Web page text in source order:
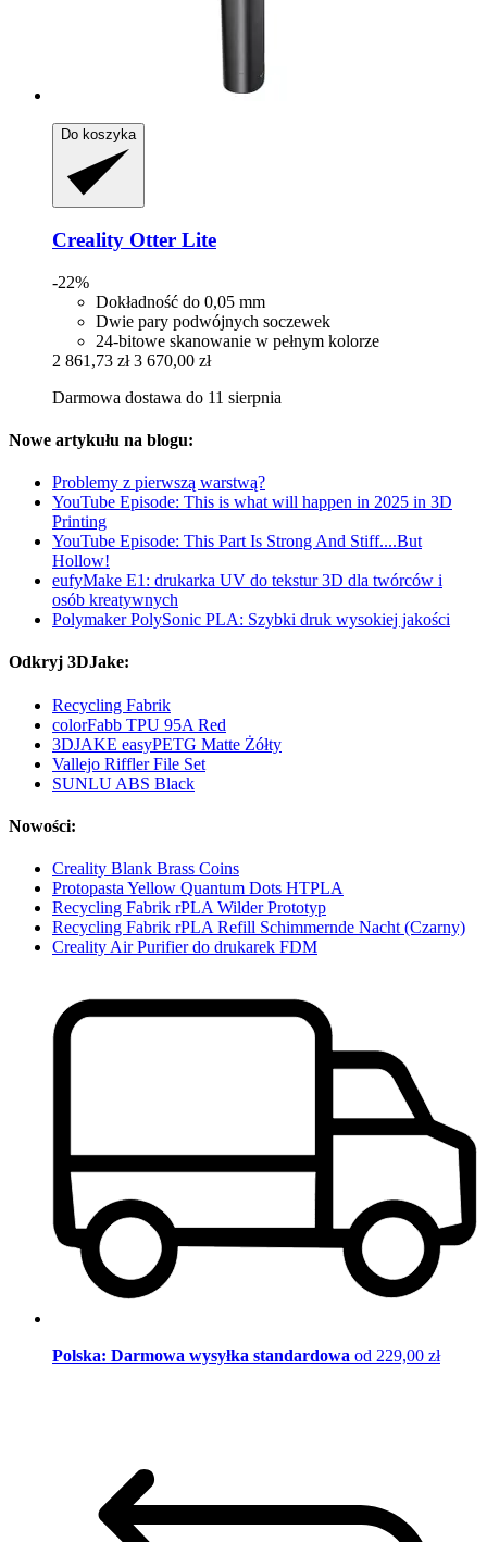
Do koszyka
Creality Otter Lite
-22%
Dokładność do 0,05 mm
Dwie pary podwójnych soczewek
24-bitowe skanowanie w pełnym kolorze
2 861,73 zł 3 670,00 zł
Darmowa dostawa do 11 sierpnia
Nowe artykułu na blogu:
Problemy z pierwszą warstwą?
YouTube Episode: This is what will happen in 2025 in 3D
Printing
YouTube Episode: This Part Is Strong And Stiff....But
Hollow!
eufyMake E1: drukarka UV do tekstur 3D dla twórców i
osób kreatywnych
Polymaker PolySonic PLA: Szybki druk wysokiej jakości
Odkryj 3DJake:
Recycling Fabrik
colorFabb TPU 95A Red
3DJAKE easyPETG Matte Żółty
Vallejo Riffler File Set
SUNLU ABS Black
Nowości:
Creality Blank Brass Coins
Protopasta Yellow Quantum Dots HTPLA
Recycling Fabrik rPLA Wilder Prototyp
Recycling Fabrik rPLA Refill Schimmernde Nacht (Czarny)
Creality Air Purifier do drukarek FDM
Polska: Darmowa wysyłka standardowa od 229,00 zł